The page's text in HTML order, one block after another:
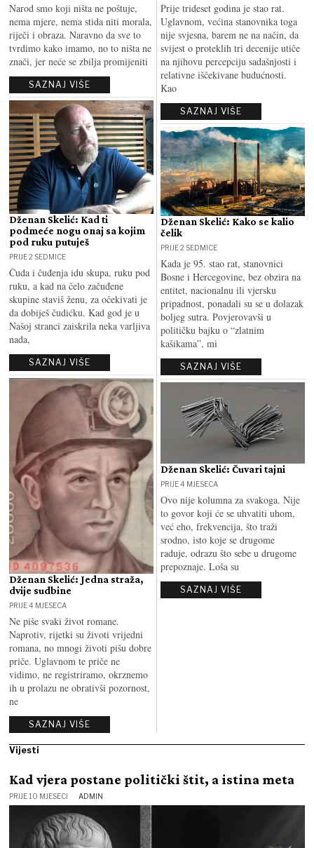
Narod smo koji ništa ne poštuje,
nema mjere, nema stida niti morala,
riječi i obraza. Naravno da sve to
tvrdimo kako imamo, no to ništa ne
znači, jer neće se zbilja promijeniti
SAZNAJ VIŠE
Prije trideset godina je stao rat.
Uglavnom, većina stanovnika toga
nije svjesna, barem ne na način, da
svijest o proteklih tri decenije utiče
na njihovu percepciju sadašnjosti i
relativne iščekivane budućnosti.
Kao
SAZNAJ VIŠE
Dženan Skelić: Kad ti
podmeće nogu onaj sa kojim
pod ruku putuješ
PRIJE 2 SEDMICE
Čuda i čuđenja idu skupa, ruku pod
ruku, a kad na čelo začuđene
skupine staviš ženu, za očekivati je
da dobiješ čudićku. Kad god je u
Našoj stranci zaiskrila neka varljiva
nada,
SAZNAJ VIŠE
Dženan Skelić: Kako se kalio
čelik
PRIJE 2 SEDMICE
Kada je 95. stao rat, stanovnici
Bosne i Hercegovine, bez obzira na
entitet, nacionalnu ili vjersku
pripadnost, ponadali su se u dolazak
boljeg sutra. Povjerovavši u
političku bajku o “zlatnim
kašikama”, mi
SAZNAJ VIŠE
Dženan Skelić: Jedna straža,
dvije sudbine
PRIJE 4 MJESECA
Ne piše svaki život romane.
Naprotiv, rijetki su životi vrijedni
romana, no mnogi životi pišu dobre
priče. Uglavnom te priče ne
vidimo, ne registriramo, okrznemo
ih u prolazu ne obrativši pozornost,
ne
SAZNAJ VIŠE
Dženan Skelić: Čuvari tajni
PRIJE 4 MJESECA
Ovo nije kolumna za svakoga. Nije
to govor koji će se uhvatiti uhom,
već eho, frekvencija, što traži
srodno, isto koje se drugome
raduje, odrazu što sebe u drugome
prepoznaje. Loša su
SAZNAJ VIŠE
Vijesti
Kad vjera postane politički štit, a istina meta
PRIJE 10 MJESECI ADMIN